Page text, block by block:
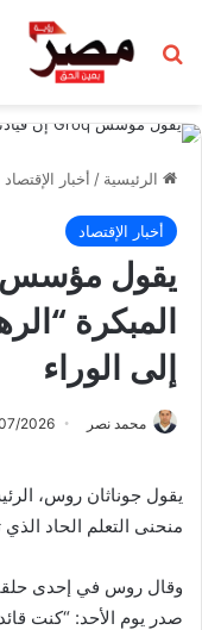
بحث عن
الرئيسية / أخبار الإقتصاد
أخبار الإقتصاد
المبكرة
إلى الوراء
محمد نصر 2026
منحنى التعلم الحاد
وقال روس في إحدى
صدر يوم الأحد: “كنت